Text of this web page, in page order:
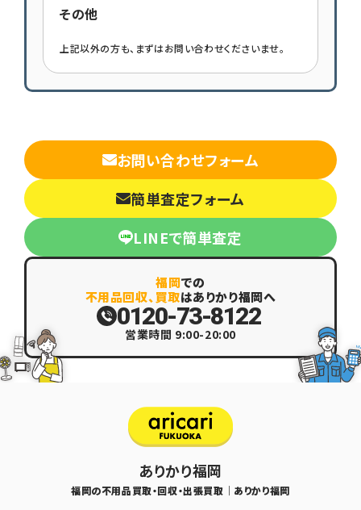
その他
上記以外の方も、まずはお問い合わせくださいませ。
お問い合わせフォーム
簡単査定フォーム
LINEで簡単査定
福岡での
不用品回収、買取はありかり福岡へ
0120-73-8122
営業時間 9:00-20:00
ありかり福岡
福岡の不用品買取・回収・出張買取｜ありかり福岡